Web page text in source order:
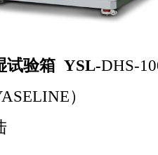
试验箱 YSL-DHS-
）